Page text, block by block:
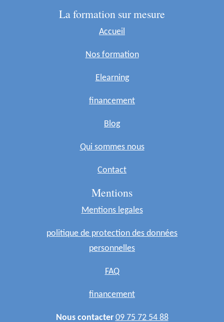
La formation sur mesure
Accueil
Nos formation
Elearning
financement
Blog
Qui sommes nous
Contact
Mentions
Mentions legales
politique de protection des données
personnelles
FAQ
financement
Nous contacter 09 75 72 54 88